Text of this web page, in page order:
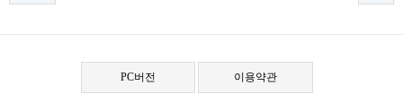
PC버전 이용약관